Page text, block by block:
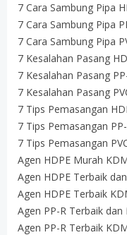
7 Cara Sambung Pipa
7 Cara Sambung Pipa
7 Cara Sambung Pipa
7 Kesalahan Pasang
7 Kesalahan Pasang
7 Kesalahan Pasang
7 Tips Pemasangan
7 Tips Pemasangan
7 Tips Pemasangan
Agen HDPE Murah
Agen HDPE Terbaik
Agen HDPE Terbaik
Agen PP-R Terbaik
Agen PP-R Terbaik